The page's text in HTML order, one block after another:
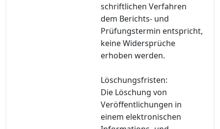
schriftlichen Verfahren
dem Berichts- und
Prüfungstermin entspricht,
keine Widersprüche
erhoben werden.
Löschungsfristen:
Die Löschung von
Veröffentlichungen in
einem elektronischen